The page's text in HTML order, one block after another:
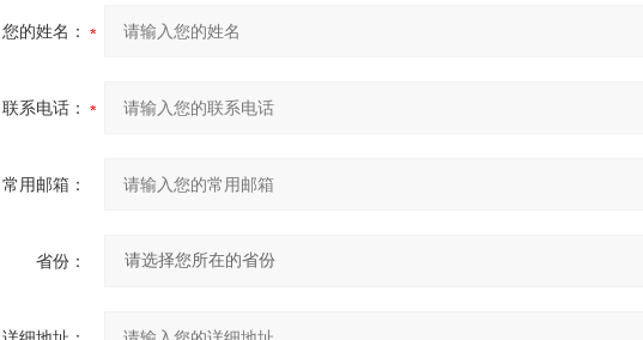
您的姓名：
联系电话：
常用邮箱：
省份：